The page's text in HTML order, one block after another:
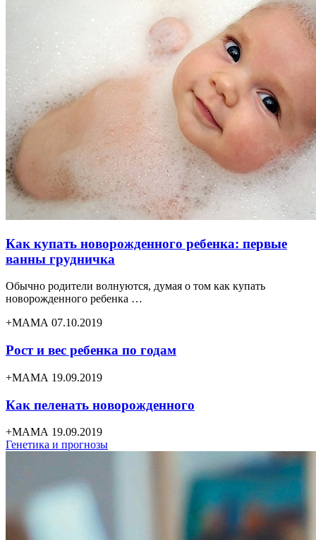
Как купать новорожденного ребенка: первые
ванны грудничка
Обычно родители волнуются, думая о том как купать
новорожденного ребенка …
+МАМА 07.10.2019
Рост и вес ребенка по годам
+МАМА 19.09.2019
Как пеленать новорожденного
+МАМА 19.09.2019
Генетика и прогнозы